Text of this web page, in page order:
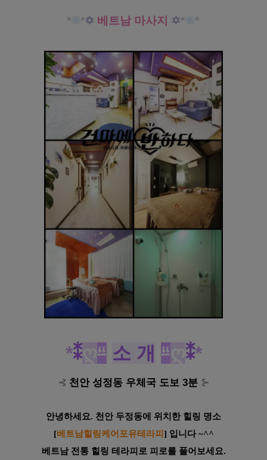
* *✡ 베트남 마사지 ✡* *
*⁑ღ“ 소 개 “ღ ⁑*
⊰ 천안 성정동 우체국 도보 3분 ⊱
안녕하세요. 천안 두정동에 위치한 힐링 명소
[베트남힐링케어포유테라피 ] 입니다 ~^^
베트남 전통 힐링 테라피로 피로를 풀어보세요.